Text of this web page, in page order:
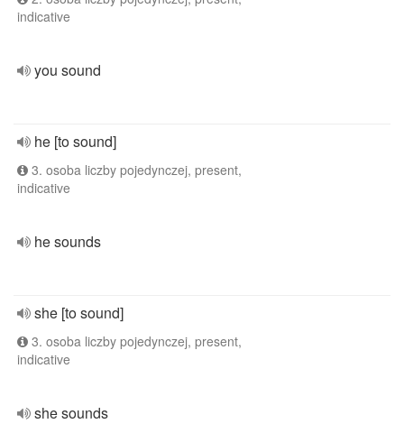
indicative
you sound
he [to sound]
3. osoba liczby pojedynczej, present,
indicative
he sounds
she [to sound]
3. osoba liczby pojedynczej, present,
indicative
she sounds